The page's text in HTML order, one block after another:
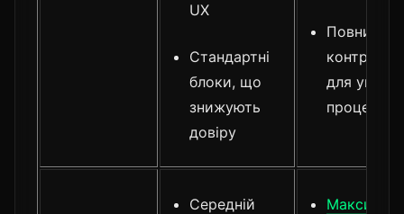
UX
Стандартні
блоки, що
знижують
довіру
Повний
контроль
для
процесів
Середній